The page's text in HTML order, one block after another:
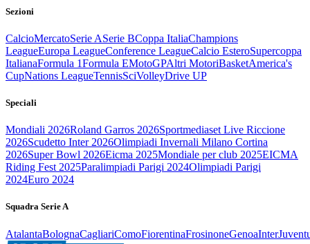
Sezioni
CalcioMercatoSerie ASerie BCoppa ItaliaChampions
LeagueEuropa LeagueConference LeagueCalcio EsteroSupercoppa
ItalianaFormula 1Formula EMotoGPAltri MotoriBasketAmerica's
CupNations LeagueTennisSciVolleyDrive UP
Speciali
Mondiali 2026Roland Garros 2026Sportmediaset Live Riccione
2026Scudetto Inter 2026Olimpiadi Invernali Milano Cortina
2026Super Bowl 2026Eicma 2025Mondiale per club 2025EICMA
Riding Fest 2025Paralimpiadi Parigi 2024Olimpiadi Parigi
2024Euro 2024
Squadra Serie A
AtalantaBolognaCagliariComoFiorentinaFrosinoneGenoaInter